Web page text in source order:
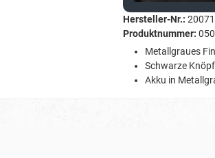
Hersteller-Nr.: 20071
Produktnummer:
Metallgraues
Schwarze
Akku in